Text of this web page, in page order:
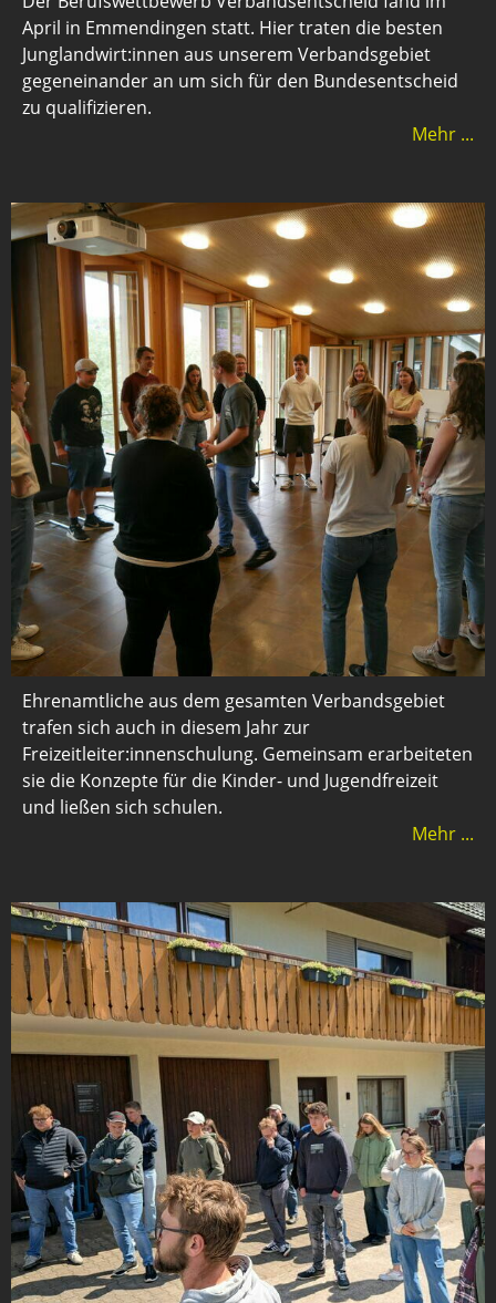
April in Emmendingen statt. Hier traten die besten
Junglandwirt:innen aus unserem Verbandsgebiet
gegeneinander an um sich für den Bundesentscheid
zu qualifizieren.
Mehr ...
Ehrenamtliche aus dem gesamten Verbandsgebiet
trafen sich auch in diesem Jahr zur
Freizeitleiter:innenschulung. Gemeinsam erarbeiteten
sie die Konzepte für die Kinder- und Jugendfreizeit
und ließen sich schulen.
Mehr ...